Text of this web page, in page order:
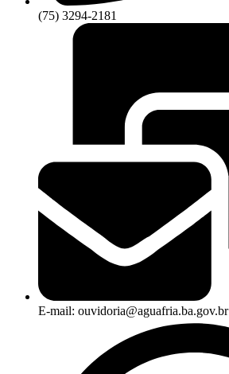
(75) 3294-2181
E-mail: ouvidoria@aguafria.ba.gov.br